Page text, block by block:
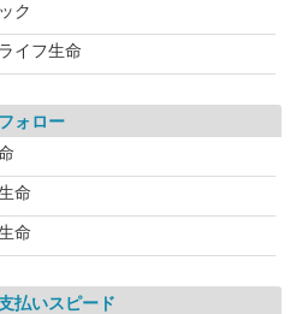
ク
イフ生命
ォロー
命
命
払いスピード